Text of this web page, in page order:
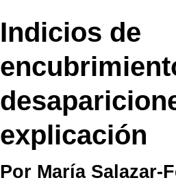
Indicios de
explicación
Por María Salazar-